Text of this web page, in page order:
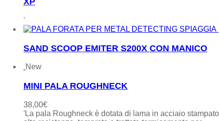
'
SAND SCOOP EMITER S200X CON MANICO
New
MINI PALA ROUGHNECK
38,00€
'La pala Roughneck è dotata di lama in acciaio